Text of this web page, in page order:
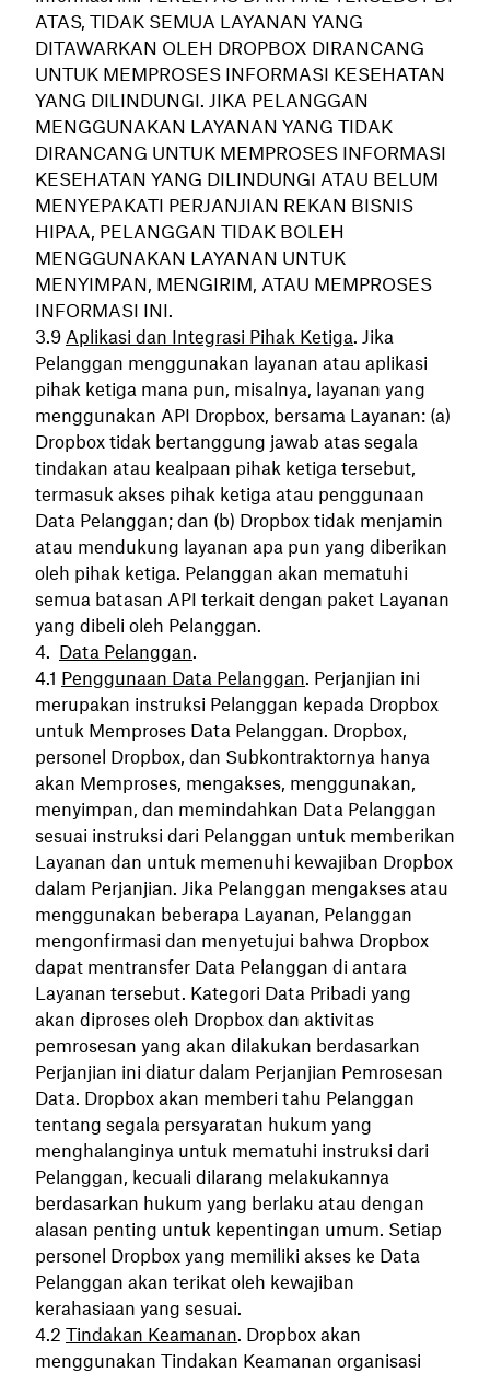
ATAS, TIDAK SEMUA LAYANAN YANG
DITAWARKAN OLEH DROPBOX DIRANCANG
UNTUK MEMPROSES INFORMASI KESEHATAN
YANG DILINDUNGI. JIKA PELANGGAN
MENGGUNAKAN LAYANAN YANG TIDAK
DIRANCANG UNTUK MEMPROSES INFORMASI
KESEHATAN YANG DILINDUNGI ATAU BELUM
MENYEPAKATI PERJANJIAN REKAN BISNIS
HIPAA, PELANGGAN TIDAK BOLEH
MENGGUNAKAN LAYANAN UNTUK
MENYIMPAN, MENGIRIM, ATAU MEMPROSES
INFORMASI INI.
Aplikasi dan Integrasi Pihak Ketiga. Jika
Pelanggan menggunakan layanan atau aplikasi
pihak ketiga mana pun, misalnya, layanan yang
menggunakan API Dropbox, bersama Layanan: (a)
Dropbox tidak bertanggung jawab atas segala
tindakan atau kealpaan pihak ketiga tersebut,
termasuk akses pihak ketiga atau penggunaan
Data Pelanggan; dan (b) Dropbox tidak menjamin
atau mendukung layanan apa pun yang diberikan
oleh pihak ketiga. Pelanggan akan mematuhi
semua batasan API terkait dengan paket Layanan
yang dibeli oleh Pelanggan.
Data Pelanggan.
Penggunaan Data Pelanggan. Perjanjian ini
merupakan instruksi Pelanggan kepada Dropbox
untuk Memproses Data Pelanggan. Dropbox,
personel Dropbox, dan Subkontraktornya hanya
akan Memproses, mengakses, menggunakan,
menyimpan, dan memindahkan Data Pelanggan
sesuai instruksi dari Pelanggan untuk memberikan
Layanan dan untuk memenuhi kewajiban Dropbox
dalam Perjanjian. Jika Pelanggan mengakses atau
menggunakan beberapa Layanan, Pelanggan
mengonfirmasi dan menyetujui bahwa Dropbox
dapat mentransfer Data Pelanggan di antara
Layanan tersebut. Kategori Data Pribadi yang
akan diproses oleh Dropbox dan aktivitas
pemrosesan yang akan dilakukan berdasarkan
Perjanjian ini diatur dalam Perjanjian Pemrosesan
Data. Dropbox akan memberi tahu Pelanggan
tentang segala persyaratan hukum yang
menghalanginya untuk mematuhi instruksi dari
Pelanggan, kecuali dilarang melakukannya
berdasarkan hukum yang berlaku atau dengan
alasan penting untuk kepentingan umum. Setiap
personel Dropbox yang memiliki akses ke Data
Pelanggan akan terikat oleh kewajiban
kerahasiaan yang sesuai.
Tindakan Keamanan. Dropbox akan
menggunakan Tindakan Keamanan organisasi